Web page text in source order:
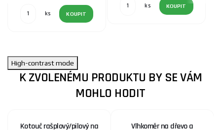
ks KOUPIT
ks KOUPIT
High-contrast mode
K ZVOLENÉMU PRODUKTU BY SE VÁM
MOHLO HODIT
Kotouč rašplový/pilový na Vlhkoměr na dřevo a